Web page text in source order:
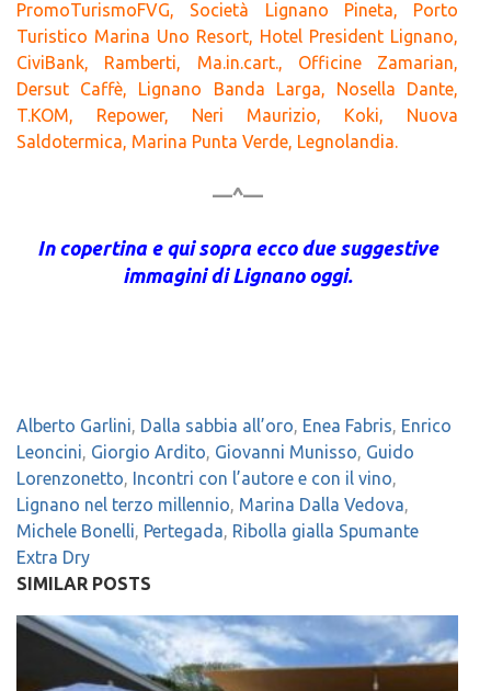
PromoTurismoFVG, Società Lignano Pineta, Porto
Turistico Marina Uno Resort, Hotel President Lignano,
CiviBank, Ramberti, Ma.in.cart., Officine Zamarian,
Dersut Caffè, Lignano Banda Larga, Nosella Dante,
T.KOM, Repower, Neri Maurizio, Koki, Nuova
Saldotermica, Marina Punta Verde, Legnolandia.
—^—
In copertina e qui sopra ecco due suggestive
immagini di Lignano oggi.
Alberto Garlini Dalla sabbia all’oro Enea Fabris Enrico
Leoncini Giorgio Ardito Giovanni Munisso Guido
Lorenzonetto Incontri con l’autore e con il vino
Lignano nel terzo millennio Marina Dalla Vedova
Michele Bonelli Pertegada Ribolla gialla Spumante
Extra Dry
SIMILAR POSTS